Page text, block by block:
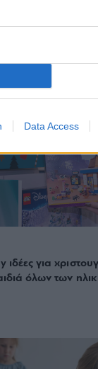
Data Access
για
όλων των